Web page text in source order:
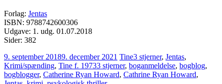
Forlag: Jentas
ISBN: 9788742600306
Udgave: 1. udg. 01.07.2018
Sider: 382
9. september 20189. december 2021 Tine3 stjerner, Jentas,
Krimi/spænding, Tine f. 19733 stjerner, boganmeldelse, bogblog,
bogblogger, Catherine Ryan Howard, Cathrine Ryan Howard,